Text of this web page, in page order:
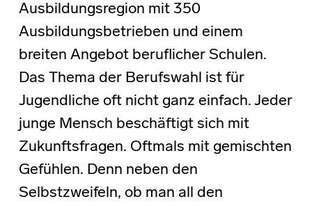
Ausbildungsregion mit 350
Ausbildungsbetrieben und einem
breiten Angebot beruflicher Schulen.
Das Thema der Berufswahl ist für
Jugendliche oft nicht ganz einfach. Jeder
junge Mensch beschäftigt sich mit
Zukunftsfragen. Oftmals mit gemischten
Gefühlen. Denn neben den
Selbstzweifeln, ob man all den